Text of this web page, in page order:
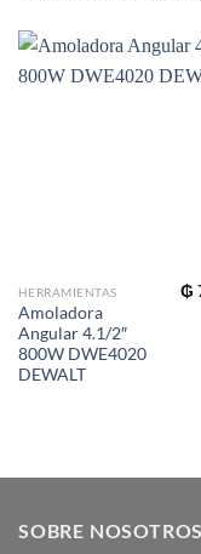
HERRAMIENTAS
Amoladora
Angular 4.1/2″
800W DWE4020
DEWALT
₲
SOBRE NOSOTROS